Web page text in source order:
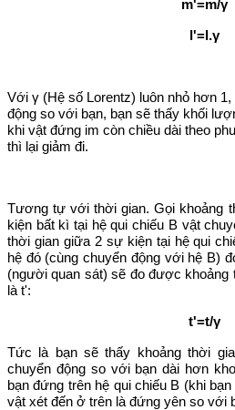
m'=m/γ
l'=l.γ
Với γ (Hệ số Lorentz) luôn nhỏ hơn
động so với bạn, bạn sẽ thấy khối
khi vật đứng im còn chiều dài theo
thì lại giảm đi.
Tương tự với thời gian. Gọi khoảng
kiện bất kì tại hệ qui chiếu B vật
thời gian giữa 2 sự kiện tại hệ qui
hệ đó (cùng chuyển động với hệ B)
(người quan sát) sẽ đo được
là t':
t'=t/γ
Tức là bạn sẽ thấy khoảng thời
chuyển động so với bạn dài hơn
bạn đứng trên hệ qui chiếu B (khi
vật xét đến ở trên là đứng yên so với